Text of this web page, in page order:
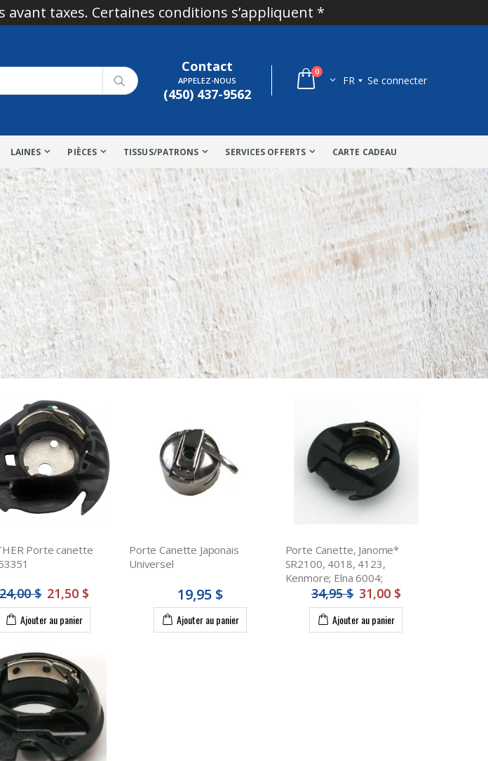
taxes. Certaines conditions s’appliquent *
Contact
APPELEZ-NOUS
(450) 437-9562
0
FR Se connecter
LAINES PIÈCES TISSUS/PATRONS SERVICES OFFERTS CARTE CADEAU
Porte canette
24,00 $ 21,50 $
Ajouter au panier
Porte Canette Japonais
Universel
19,95 $
Ajouter au panier
Porte Canette, Janome*
SR2100, 4018, 4123,
Kenmore; Elna 6004;
34,95 $ 31,00 $
Ajouter au panier